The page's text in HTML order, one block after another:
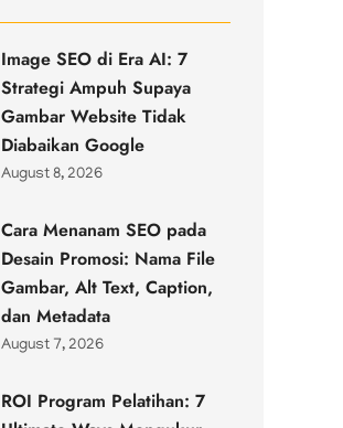
Image SEO di Era AI: 7
Strategi Ampuh Supaya
Gambar Website Tidak
Diabaikan Google
August 8, 2026
Cara Menanam SEO pada
Desain Promosi: Nama File
Gambar, Alt Text, Caption,
dan Metadata
August 7, 2026
ROI Program Pelatihan: 7